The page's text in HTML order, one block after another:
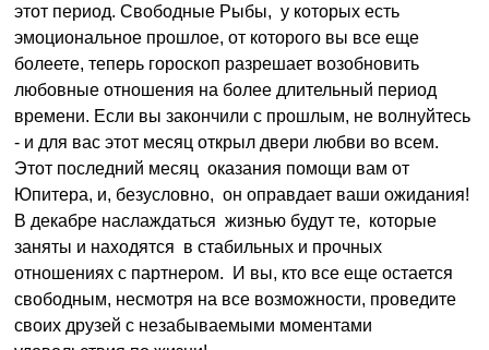
этот период. Свободные Рыбы, у которых есть
эмоциональное прошлое, от которого вы все еще
болеете, теперь гороскоп разрешает возобновить
любовные отношения на более длительный период
времени. Если вы закончили с прошлым, не волнуйтесь
- и для вас этот месяц открыл двери любви во всем.
Этот последний месяц оказания помощи вам от
Юпитера, и, безусловно, он оправдает ваши ожидания!
В декабре наслаждаться жизнью будут те, которые
заняты и находятся в стабильных и прочных
отношениях с партнером. И вы, кто все еще остается
свободным, несмотря на все возможности, проведите
своих друзей с незабываемыми моментами